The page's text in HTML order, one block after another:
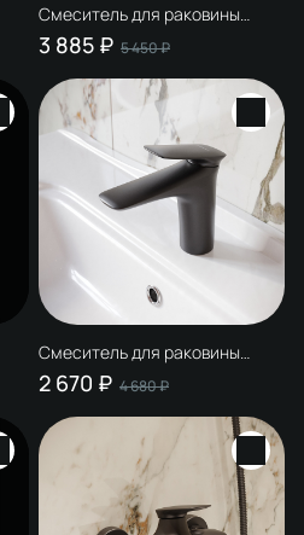
Смеситель для раковины
STWORKI Молде S23020BK
черный
3 885 ₽ 5 450 ₽
Смеситель для раковины
STWORKI Молде S23010BK
черный
2 670 ₽ 4 680 ₽